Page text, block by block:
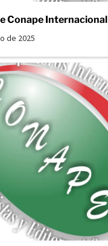
Conape Internacional
de 2025